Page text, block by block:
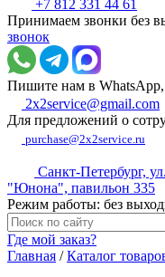
+7 812 331 44 61
Принимаем звонки без
звонок
Пишите нам в WhatsApp,
2x2service@gmail.com
Для предложений о
purchase@2x2service.ru
Санкт-Петербург,
"Юнона", павильон 335
Режим работы: без
Где мой заказ?
Главная /Каталог